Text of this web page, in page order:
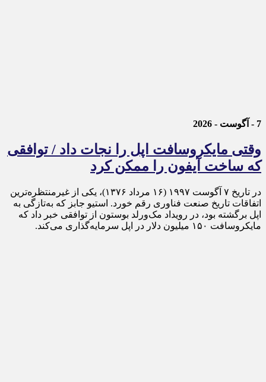
7 - آگوست - 2026
وقتی مایکروسافت اپل را نجات داد / توافقی
که ساخت آیفون را ممکن کرد
در تاریخ ۷ آگوست ۱۹۹۷ (۱۶ مرداد ۱۳۷۶)، یکی از غیرمنتظره‌ترین
اتفاقات تاریخ صنعت فناوری رقم خورد. استیو جابز که به‌تازگی به
اپل برگشته بود، در رویداد مک‌ورلد بوستون از توافقی خبر داد که
مایکروسافت ۱۵۰ میلیون دلار در اپل سرمایه‌گذاری می‌کند.